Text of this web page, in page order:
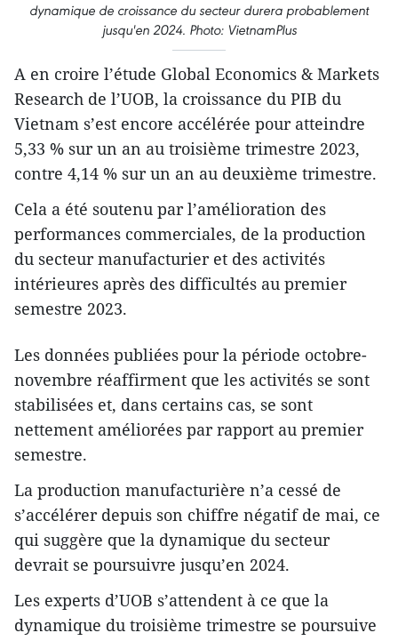
dynamique de croissance du secteur durera probablement
jusqu'en 2024. Photo: VietnamPlus
A en croire l’étude Global Economics & Markets
Research de l’UOB, la croissance du PIB du
Vietnam s’est encore accélérée pour atteindre
5,33 % sur un an au troisième trimestre 2023,
contre 4,14 % sur un an au deuxième trimestre.
Cela a été soutenu par l’amélioration des
performances commerciales, de la production
du secteur manufacturier et des activités
intérieures après des difficultés au premier
semestre 2023.
Les données publiées pour la période octobre-
novembre réaffirment que les activités se sont
stabilisées et, dans certains cas, se sont
nettement améliorées par rapport au premier
semestre.
La production manufacturière n’a cessé de
s’accélérer depuis son chiffre négatif de mai, ce
qui suggère que la dynamique du secteur
devrait se poursuivre jusqu’en 2024.
Les experts d’UOB s’attendent à ce que la
dynamique du troisième trimestre se poursuive